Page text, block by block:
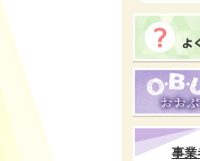
事業